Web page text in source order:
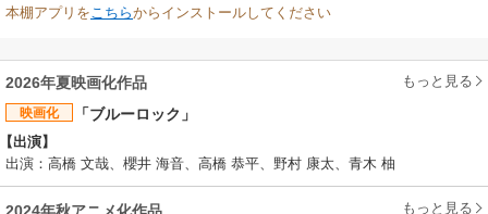
本棚アプリを こちらからインストールしてください
2026年夏映画化作品 もっと見る
映画化 「ブルーロック」
出演】
出演：⾼橋 ⽂哉、櫻井 海⾳、⾼橋 恭平、野村 康太、⻘⽊ 柚
2024年秋アニメ化作品 もっと見る